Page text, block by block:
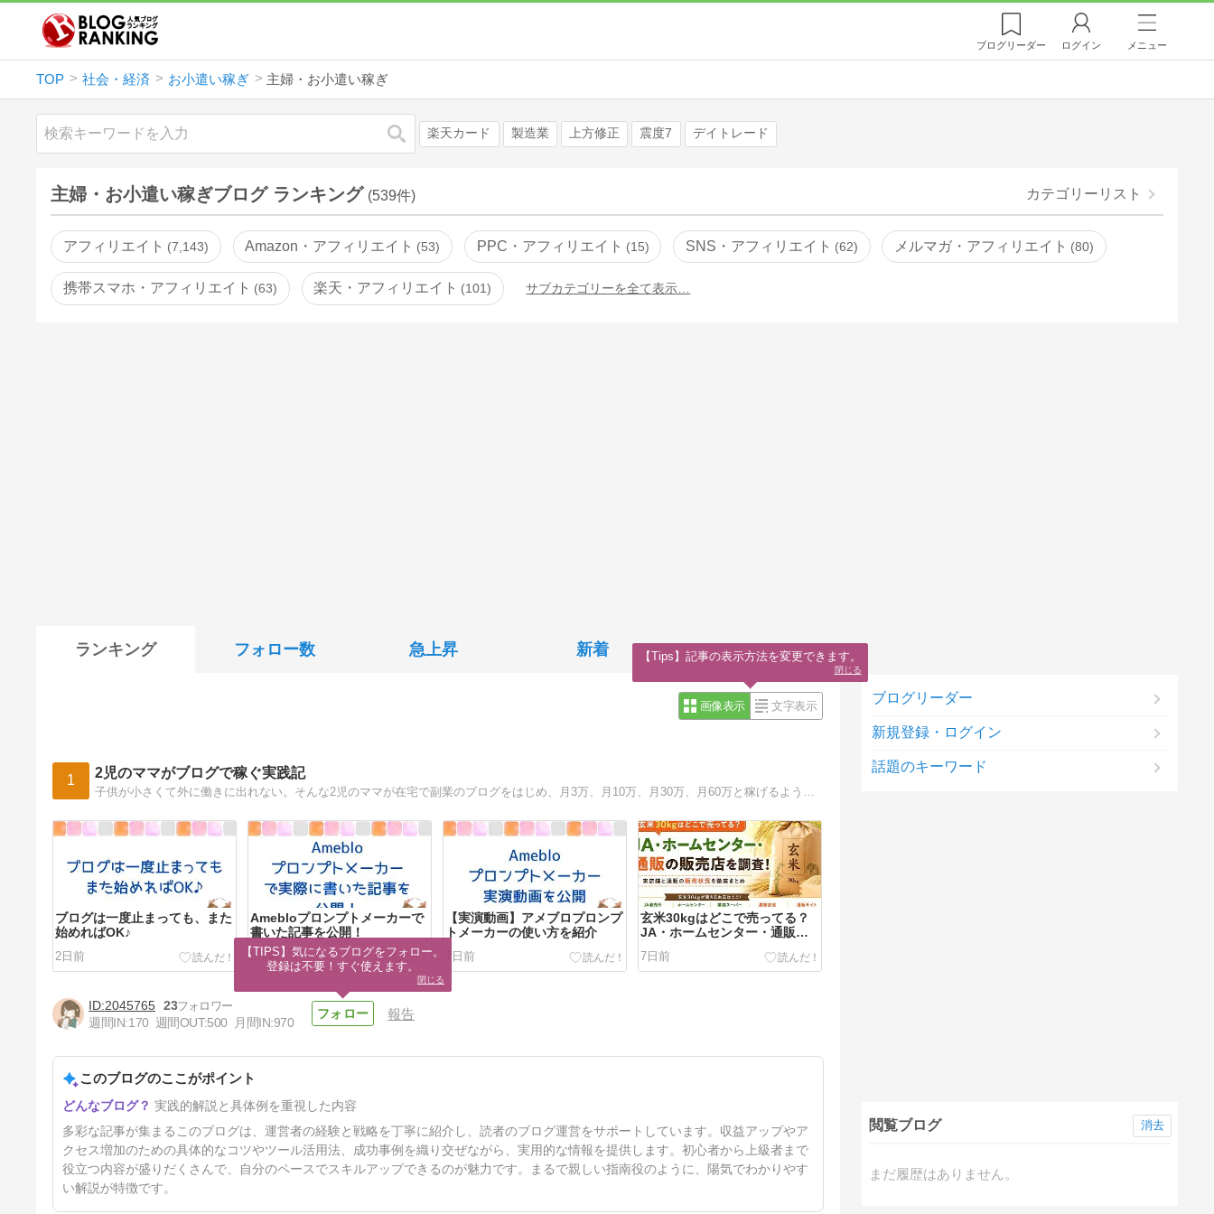
ブログリーダー ログイン メニュー
TOP 社会・経済 お小遣い稼ぎ 主婦・お小遣い稼ぎ
検索 楽天カード 製造業 上方修正 震度7 デイトレード
主婦・お小遣い稼ぎブログ ランキング (539件) カテゴリーリスト
アフィリエイト 7,143 Amazon・アフィリエイト 53 PPC・アフィリエイト 15 SNS・アフィリエイト 62 メルマガ・アフィリエイト 80
携帯スマホ・アフィリエイト 63 楽天・アフィリエイト 101 サブカテゴリーを全て表示…
ランキング フォロー数 急上昇 新着
画像表示 文字表示
1 2児のママがブログで稼ぐ実践記
ブログは一度止まっても、また
始めればOK♪
2日前
Amebloプロンプトメーカーで
書いた記事を公開！
6日前
【実演動画】アメブロプロンプ
トメーカーの使い方を紹介
7日前
玄米30kgはどこで売ってる？
JA・ホームセンター・通販を
7日前
アメブロの記事作成を爆速化さ
せるAIツール！
7日前
2045765 23
週間IN:170 週間OUT:500 月間IN:970
報告
このブログのここがポイント
実践的解説と具体例を重視した内容
多彩な記事が集まるこのブログは、運営者の経験と戦略を丁寧に紹介し、読者のブログ運営をサポートしています。収益アップやア
クセス増加のための具体的なコツやツール活用法、成功事例を織り交ぜながら、実用的な情報を提供します。初心者から上級者まで
役立つ内容が盛りだくさんで、自分のペースでスキルアップできるのが魅力です。まるで親しい指南役のように、陽気でわかりやす
い解説が特徴です。
ブログリーダー
新規登録・ログイン
話題のキーワード
閲覧ブログ
まだ履歴はありません。
消去
【TIPS】気になるブログをフォロー。
登録は不要！すぐ使えます。
閉じる
【Tips】記事の表示方法を変更できます。
閉じる